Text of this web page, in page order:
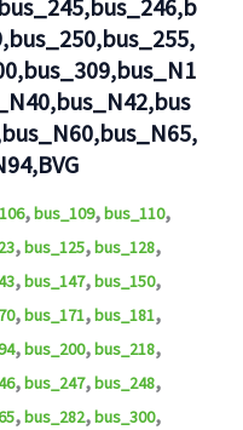
,bus_109,bus_110,
,bus_125,bus_128,
,bus_147,bus_150,
,bus_171,bus_181,
,bus_200,bus_218,
,bus_247,bus_248,
,bus_282,bus_300,